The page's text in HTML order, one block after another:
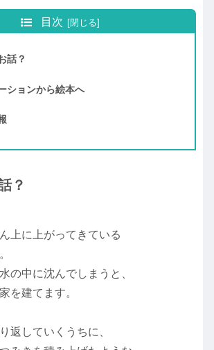
目次
話？
ションから絵本へ
？
上に上がってきている
の中に沈んでしまうと、
を建てます。
返していくうちに、